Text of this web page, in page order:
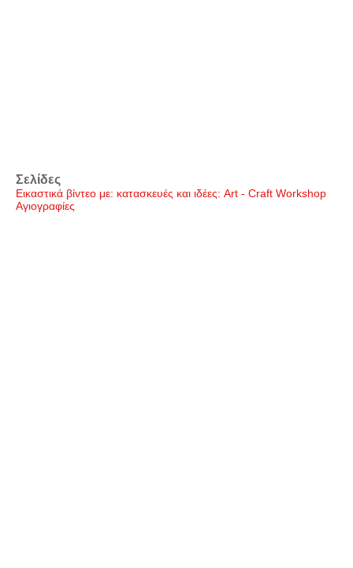
Σελίδες
Εικαστικά βίντεο με: κατασκευές και ιδέες: Art - Craft Workshop
Αγιογραφίες